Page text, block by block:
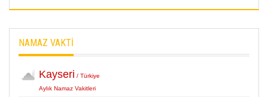
NAMAZ VAKTİ